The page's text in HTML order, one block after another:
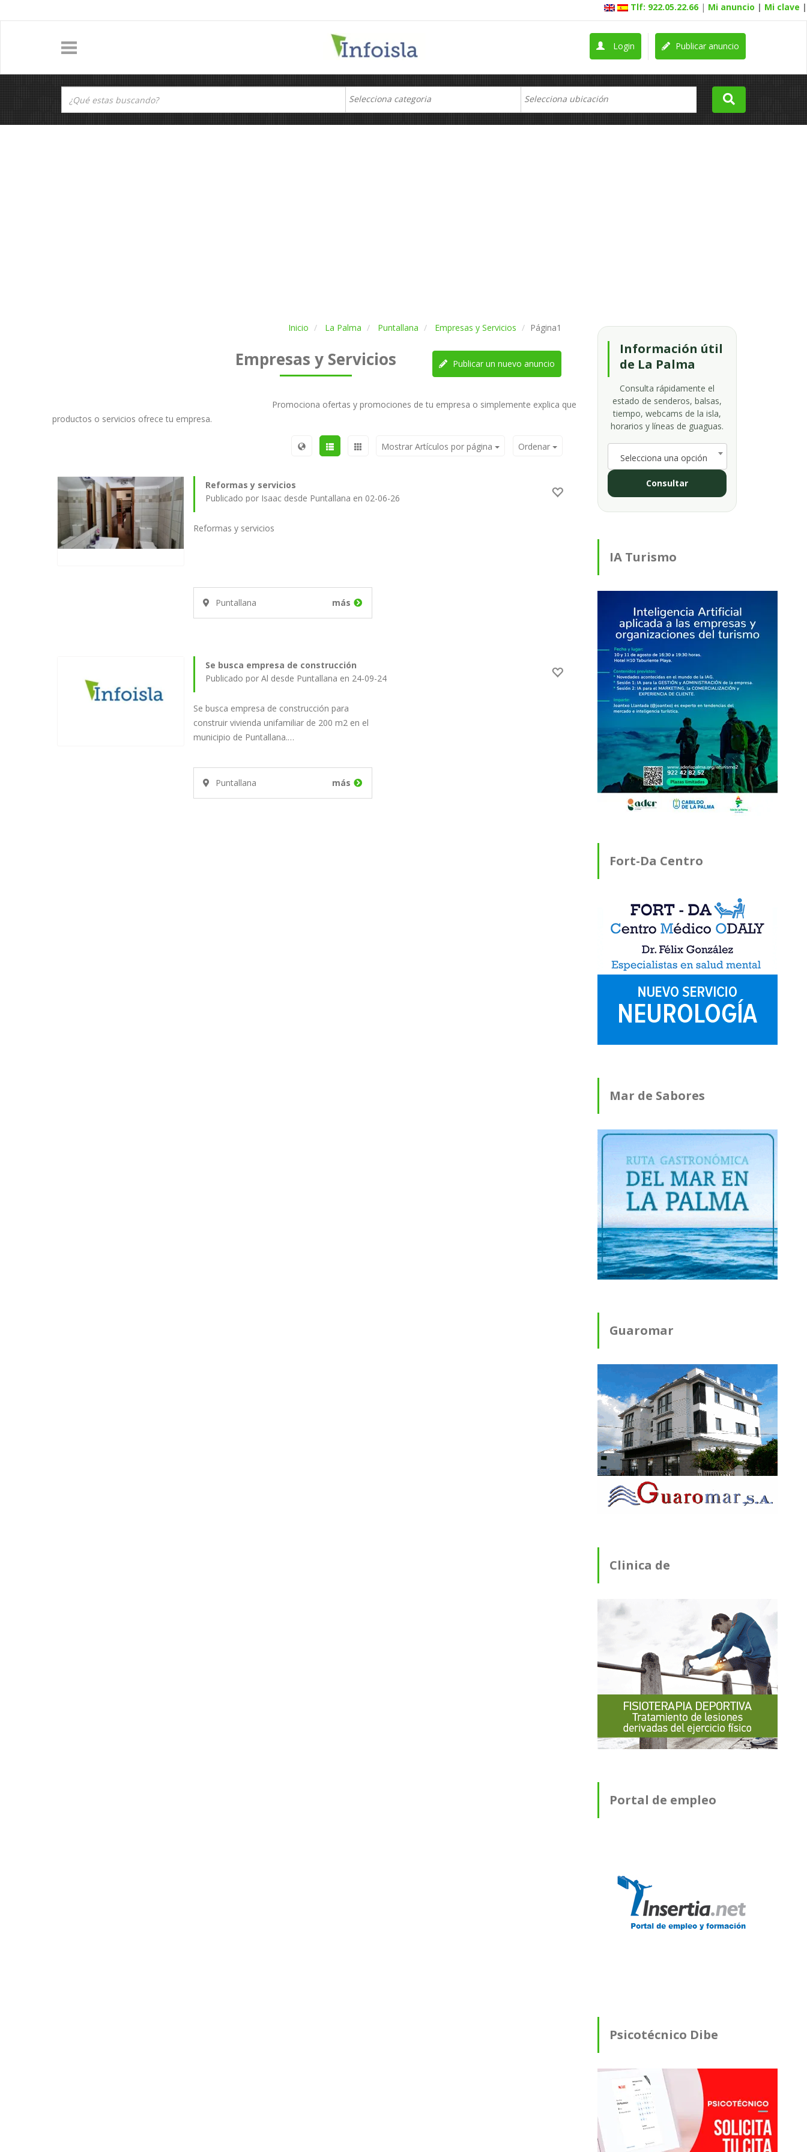
Tlf: 922.05.22.66 | Mi anuncio | Mi clave |
Publicar anuncio
Login
Inicio La Palma Puntallana Empresas y Servicios Página1
Empresas y Servicios Publicar un nuevo anuncio
Promociona ofertas y promociones de tu empresa o simplemente explica que
productos o servicios ofrece tu empresa.
Ordenar
Mostrar Artículos por página
Reformas y servicios
Publicado por Isaac desde Puntallana en 02-06-26
Reformas y servicios
Puntallana más
Se busca empresa de construcción
Publicado por Al desde Puntallana en 24-09-24
Se busca empresa de construcción para
construir vivienda unifamiliar de 200 m2 en el
municipio de Puntallana.…
Puntallana más
Información útil
de La Palma
Consulta rápidamente el
estado de senderos, balsas,
tiempo, webcams de la isla,
horarios y líneas de guaguas.
Selecciona una opción
Consultar
IA Turismo
Fort-Da Centro
Mar de Sabores
Guaromar
Clinica de
Fisioterapia
Portal de empleo
Psicotécnico Dibe